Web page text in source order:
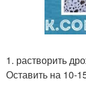
1. растворить
Оставить на 10-